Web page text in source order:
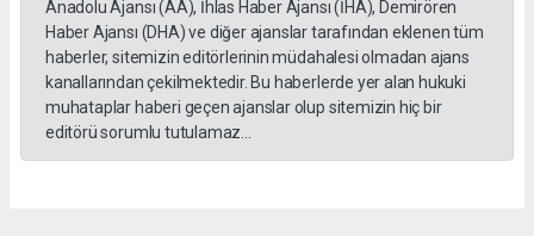
Anadolu Ajansı (AA), İhlas Haber Ajansı (İHA), Demirören
Haber Ajansı (DHA) ve diğer ajanslar tarafından eklenen tüm
haberler, sitemizin editörlerinin müdahalesi olmadan ajans
kanallarından çekilmektedir. Bu haberlerde yer alan hukuki
muhataplar haberi geçen ajanslar olup sitemizin hiç bir
editörü sorumlu tutulamaz...